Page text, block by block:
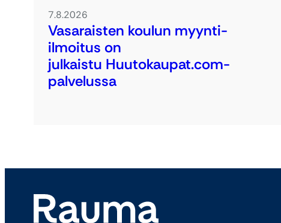
7.8.2026
Vasaraisten koulun myynti-
ilmoitus on
julkaistu Huutokaupat.com-
palvelussa